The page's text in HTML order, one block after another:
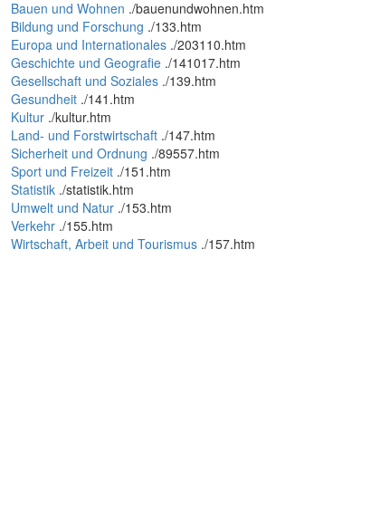
Bauen und Wohnen ./bauenundwohnen.htm
Bildung und Forschung ./133.htm
Europa und Internationales ./203110.htm
Geschichte und Geografie ./141017.htm
Gesellschaft und Soziales ./139.htm
Gesundheit ./141.htm
Kultur ./kultur.htm
Land- und Forstwirtschaft ./147.htm
Sicherheit und Ordnung ./89557.htm
Sport und Freizeit ./151.htm
Statistik ./statistik.htm
Umwelt und Natur ./153.htm
Verkehr ./155.htm
Wirtschaft, Arbeit und Tourismus ./157.htm